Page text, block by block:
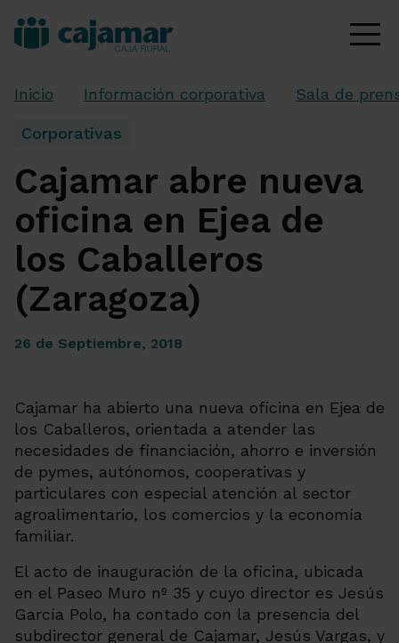
Inicio Información corporativa Sala de
Corporativas
Cajamar abre nueva
oficina en Ejea de
los Caballeros
(Zaragoza)
26 de Septiembre, 2018
Cajamar ha abierto una nueva oficina en Ejea de
los Caballeros, orientada a atender las
necesidades de financiación, ahorro e inversión
de pymes, autónomos, cooperativas y
particulares con especial atención al sector
agroalimentario, los comercios y la economía
familiar.
El acto de inauguración de la oficina, ubicada
en el Paseo Muro nº 35 y cuyo director es Jesús
García Polo, ha contado con la presencia del
subdirector general de Cajamar, Jesús Vargas, y